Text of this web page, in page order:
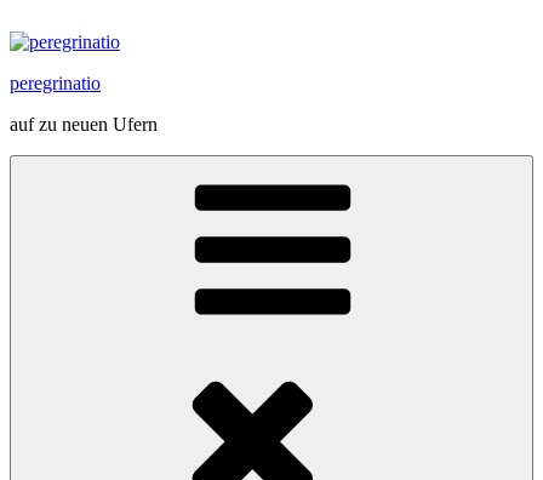
Inhalt
peregrinatio
auf zu neuen Ufern